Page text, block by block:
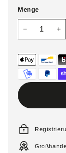
Menge